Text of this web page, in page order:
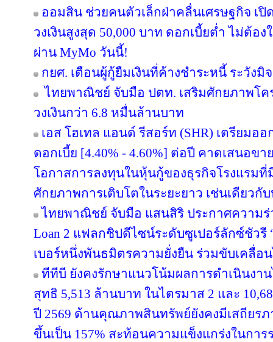
ออมสิน ช่วยคนตัวเล็กฝ่าคลื่นเศรษฐกิจ เ
วงเงินสูงสุด 50,000 บาท ดอกเบี้ยต่ำ ไม่ต้
ผ่าน MyMo วันนี้!
กยศ. เตือนผู้กู้ยืมเงินที่ค้างชำระหนี้ ระวัง
ไทยพาณิชย์ จับมือ ปตท. เสริมศักยภาพโค
วงเงินกว่า 6.8 หมื่นล้านบาท
เอส โฮเทล แอนด์ รีสอร์ท (SHR) เตรียมอ
ดอกเบี้ย [4.40% - 4.60%] ต่อปี คาดเสนอขา
โอกาสการลงทุนในหุ้นกู้ของธุรกิจโรงแรม
ศักยภาพการเติบโตในระยะยาว เช่นเดียวกั
ไทยพาณิชย์ จับมือ แสนสิริ ประกาศความร่
Loan 2 แฟลกชิปดีไซน์ระดับซูเปอร์ลักซ์ชัว
เบอร์หนึ่งพันธมิตรความยั่งยืน ร่วมขับเคลื่อ
ทีทีบี ยังคงรักษาแนวโน้มผลการดำเนินงา
สุทธิ 5,513 ล้านบาท ในไตรมาส 2 และ
ปี 2569 ด้านคุณภาพสินทรัพย์ยังคงมีเสถียรภ
ขึ้นเป็น 157% สะท้อนความแข็งแกร่งในการ